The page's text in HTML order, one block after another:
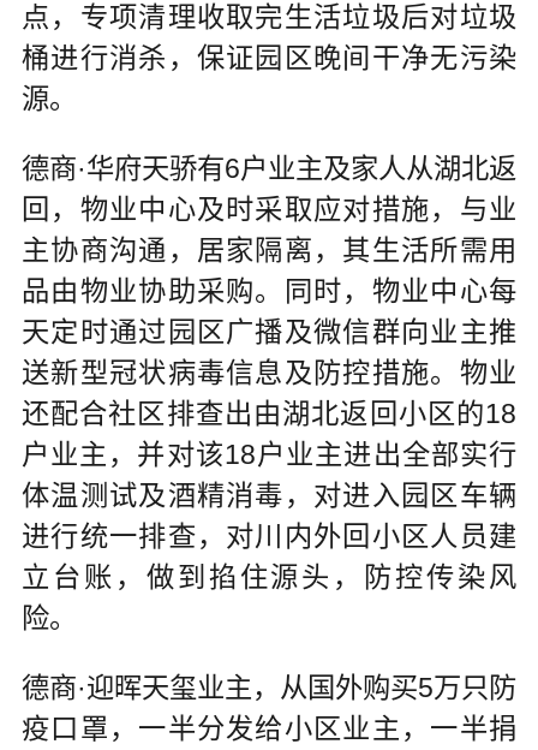
点，专项清理收取完生活垃圾后对垃圾
桶进行消杀，保证园区晚间干净无污染
源。
德商·华府天骄有6户业主及家人从湖北返
回，物业中心及时采取应对措施，与业
主协商沟通，居家隔离，其生活所需用
品由物业协助采购。同时，物业中心每
天定时通过园区广播及微信群向业主推
送新型冠状病毒信息及防控措施。物业
还配合社区排查出由湖北返回小区的18
户业主，并对该18户业主进出全部实行
体温测试及酒精消毒，对进入园区车辆
进行统一排查，对川内外回小区人员建
立台账，做到掐住源头，防控传染风
险。
德商·迎晖天玺业主，从国外购买5万只防
疫口罩，一半分发给小区业主，一半捐